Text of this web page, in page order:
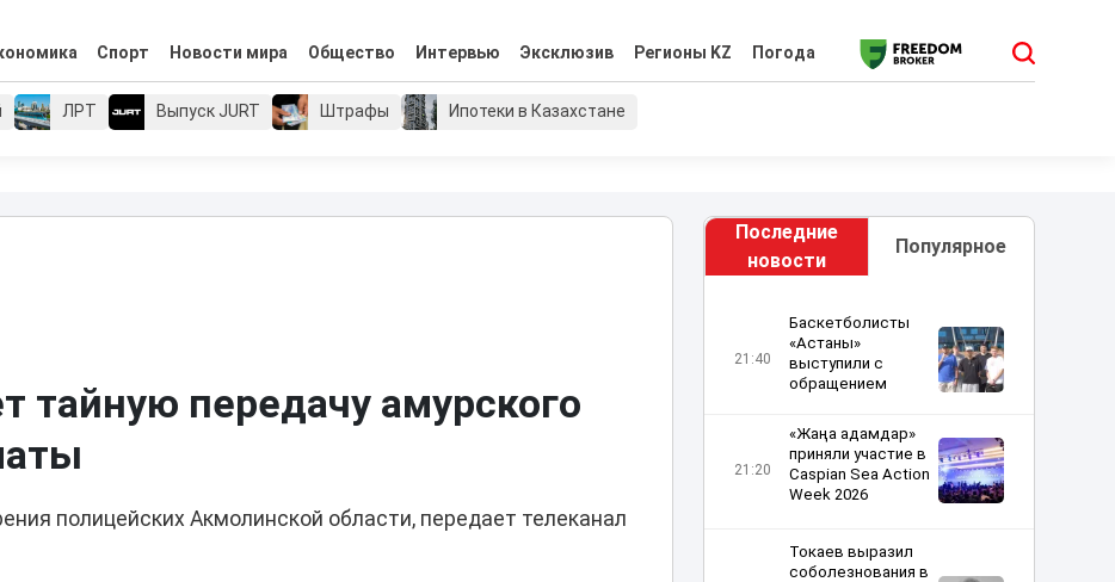
Спорт Новости мира Общество Интервью Эксклюзив Регионы KZ Погода
ЛРТ Выпуск JURT Штрафы Ипотеки в Казахстане
тайную передачу амурского
полицейских Акмолинской области, передает телеканал
Последние
новости
Популярное
21:40
Баскетболисты
«Астаны»
выступили с
обращением
21:20
«Жаңа адамдар»
приняли участие в
Caspian Sea Action
Week 2026
Токаев выразил
соболезнования в